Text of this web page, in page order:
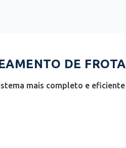
DE
mais completo e eficiente